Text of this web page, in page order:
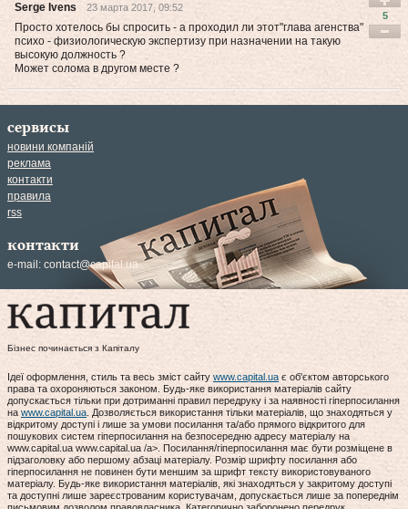
Serge Ivens 23 марта 2017, 09:52
Просто хотелось бы спросить - а проходил ли этот"глава агенства"
психо - физиологическую экспертизу при назначении на такую
высокую должность ?
Может солома в другом месте ?
5
сервисы
новини компаній
реклама
контакти
правила
rss
контакти
e-mail: contact@capital.ua
Бізнес починається з Капіталу
Ідеї оформлення, стиль та весь зміст сайту www.capital.ua є об'єктом авторського
права та охороняються законом. Будь-яке використання матеріалів сайту
допускається тільки при дотриманні правил передруку і за наявності гіперпосилання
на www.capital.ua. Дозволяється використання тільки матеріалів, що знаходяться у
відкритому доступі і лише за умови посилання та/або прямого відкритого для
пошукових систем гіперпосилання на безпосередню адресу матеріалу на
www.capital.ua www.capital.ua /a>. Посилання/гіперпосилання має бути розміщене в
підзаголовку або першому абзаці матеріалу. Розмір шрифту посилання або
гіперпосилання не повинен бути меншим за шрифт тексту використовуваного
матеріалу. Будь-яке використання матеріалів, які знаходяться у закритому доступі
та доступні лише зареєстрованим користувачам, допускається лише за попереднім